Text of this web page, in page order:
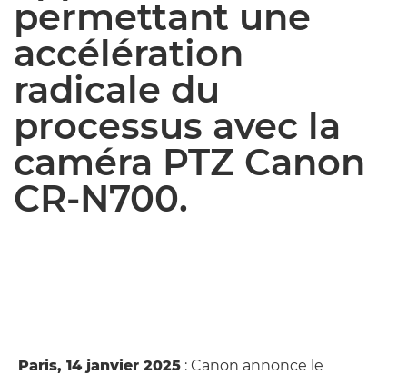
permettant une
accélération
radicale du
processus avec la
caméra PTZ Canon
CR-N700.
Paris, 14 janvier 2025 : Canon annonce le